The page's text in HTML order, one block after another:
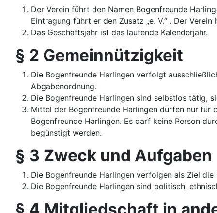
Der Verein führt den Namen Bogenfreunde
Eintragung führt er den Zusatz „e. V.“ . Der
Das Geschäftsjahr ist das laufende Kalenderjahr.
§ 2 Gemeinnützigkeit
Die Bogenfreunde Harlingen verfolgt
Abgabenordnung.
Die Bogenfreunde Harlingen sind selbstlos tätig,
Mittel der Bogenfreunde Harlingen dürfen nur für
Bogenfreunde Harlingen. Es darf keine Person
begünstigt werden.
§ 3 Zweck und Aufgaben
Die Bogenfreunde Harlingen verfolgen als Ziel
Die Bogenfreunde Harlingen sind politisch,
§ 4 Mitgliedschaft in